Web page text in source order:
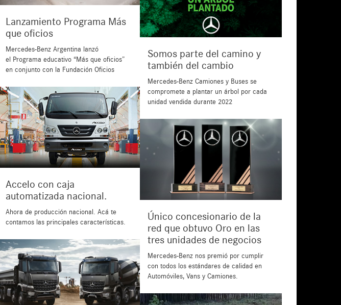
Lanzamiento Programa Más
que oficios
Mercedes-Benz Argentina lanzó
el Programa educativo “Más que oficios”
en conjunto con la Fundación Oficios
Somos parte del camino y
también del cambio
Mercedes-Benz Camiones y Buses se
compromete a plantar un árbol por cada
unidad vendida durante 2022
Accelo con caja
automatizada nacional.
Ahora de producción nacional. Acá te
contamos las principales características.
Único concesionario de la
red que obtuvo Oro en las
tres unidades de negocios
Mercedes-Benz nos premió por cumplir
con todos los estándares de calidad en
Automóviles, Vans y Camiones.